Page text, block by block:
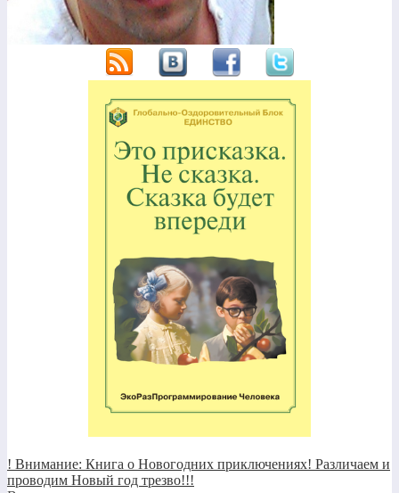
! Внимание: Книга о Новогодних приключениях! Различаем и
проводим Новый год трезво!!!